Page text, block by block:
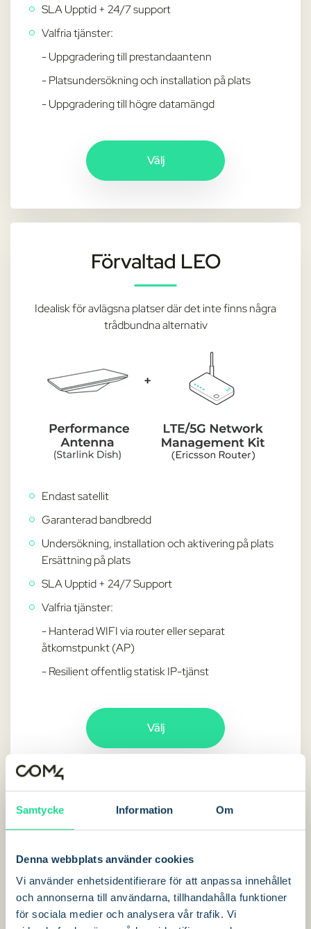
Samtycke Information Om
Denna webbplats använder cookies
Vi använder enhetsidentifierare för att anpassa innehållet
och annonserna till användarna, tillhandahålla funktioner
för sociala medier och analysera vår trafik. Vi
SLA Upptid + 24/7 support
Valfria tjänster:
- Uppgradering till prestandaantenn
- Platsundersökning och installation på plats
- Uppgradering till högre datamängd
Välj
Förvaltad LEO
Idealisk för avlägsna platser där det inte finns några
trådbundna alternativ
Endast satellit
Garanterad bandbredd
Undersökning, installation och aktivering på plats
Ersättning på plats
SLA Upptid + 24/7 Support
Valfria tjänster:
- Hanterad WIFI via router eller separat
åtkomstpunkt (AP)
- Resilient offentlig statisk IP-tjänst
Välj
Förvaltad LEO Plus
Idealisk för tunnelbanesiter med hög drifttid